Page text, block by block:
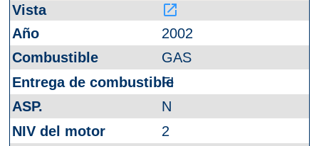
launch
2002
GAS
FI
N
2